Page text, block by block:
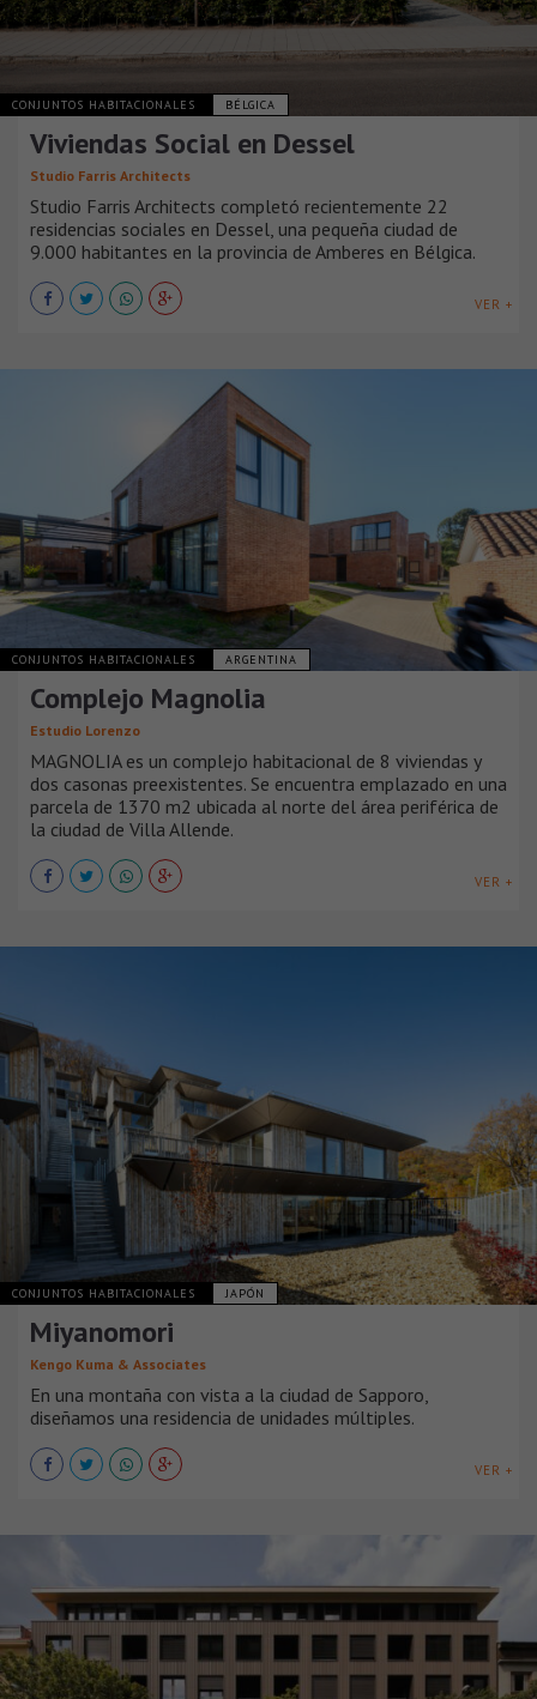
CONJUNTOS HABITACIONALES BÉLGICA
Viviendas Social en Dessel
Studio Farris Architects
Studio Farris Architects completó recientemente 22
residencias sociales en Dessel, una pequeña ciudad de
9.000 habitantes en la provincia de Amberes en Bélgica.
VER +
CONJUNTOS HABITACIONALES ARGENTINA
Complejo Magnolia
Estudio Lorenzo
MAGNOLIA es un complejo habitacional de 8 viviendas y
dos casonas preexistentes. Se encuentra emplazado en una
parcela de 1370 m2 ubicada al norte del área periférica de
la ciudad de Villa Allende.
VER +
CONJUNTOS HABITACIONALES JAPÓN
Miyanomori
Kengo Kuma & Associates
En una montaña con vista a la ciudad de Sapporo,
diseñamos una residencia de unidades múltiples.
VER +